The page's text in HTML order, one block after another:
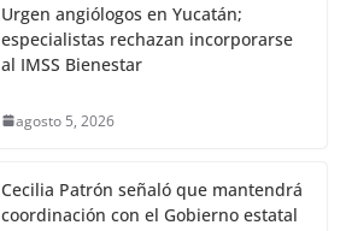
Urgen angiólogos en Yucatán;
especialistas rechazan incorporarse
al IMSS Bienestar
agosto 5, 2026
Cecilia Patrón señaló que mantendrá
coordinación con el Gobierno estatal